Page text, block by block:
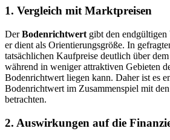
1. Vergleich mit Marktpreisen
DerBodenrichtwert gibt den
er dient als Orientierungsgröße. In
tatsächlichen Kaufpreise deutlich über
während in weniger attraktiven Gebieten
Bodenrichtwert liegen kann. Daher ist es
Bodenrichtwert im Zusammenspiel mit
betrachten.
2. Auswirkungen auf die